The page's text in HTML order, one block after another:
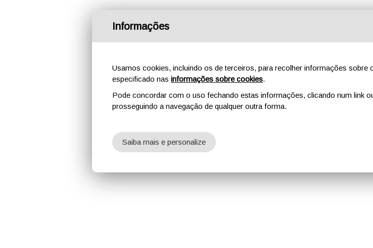
Informações
Usamos cookies, incluindo os de terceiros, para recolher informações
especificado nas informações sobre cookies.
Pode concordar com o uso fechando estas informações, clicando num link
prosseguindo a navegação de qualquer outra forma.
Saiba mais e personalize